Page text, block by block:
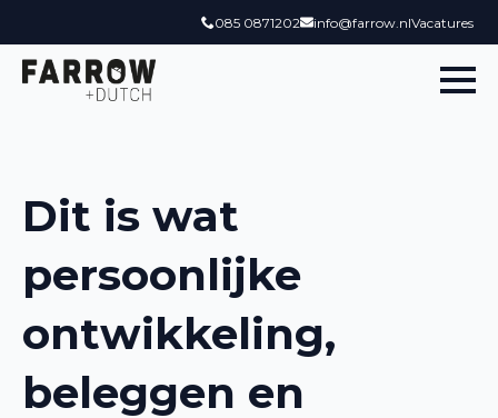
085 0871202 info@farrow.nlVacatures
Dit is wat
persoonlijke
ontwikkeling,
beleggen en